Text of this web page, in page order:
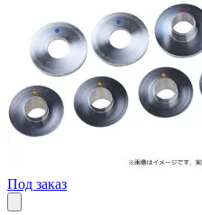
Под заказ